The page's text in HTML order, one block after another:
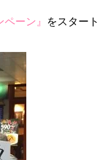
ーン』 をスター